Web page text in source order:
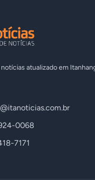
atualizado em
0068
7171